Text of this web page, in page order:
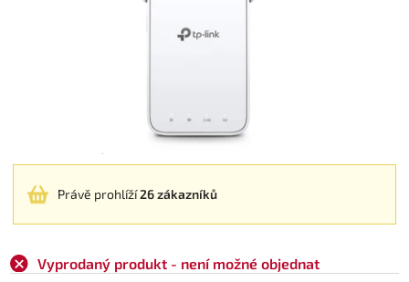
Právě prohlíží26 zákazníků
Vyprodaný produkt - není možné objednat